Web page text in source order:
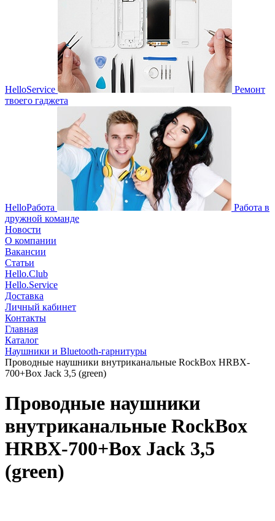
HelloService
Ремонт
твоего гаджета
HelloРабота
Работа в
дружной команде
Новости
О компании
Вакансии
Статьи
Hello.Club
Hello.Service
Доставка
Личный кабинет
Контакты
Главная
Каталог
Наушники и Bluetooth-гарнитуры
Проводные наушники внутриканальные RockBox HRBX-
700+Box Jack 3,5 (green)
Проводные наушники
внутриканальные RockBox
HRBX-700+Box Jack 3,5
(green)